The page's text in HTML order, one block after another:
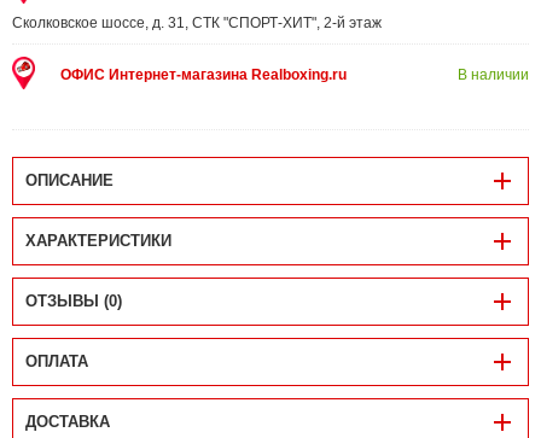
Сколковское шоссе, д. 31, СТК "СПОРТ-ХИТ", 2-й этаж
ОФИС Интернет-магазина Realboxing.ru В наличии
ОПИСАНИЕ
ХАРАКТЕРИСТИКИ
ОТЗЫВЫ (0)
ОПЛАТА
ДОСТАВКА